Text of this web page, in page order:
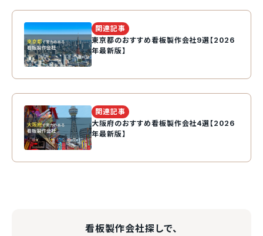
関連記事
東京都のおすすめ看板製作会社9選【2026
年最新版】
関連記事
大阪府のおすすめ看板製作会社4選【2026
年最新版】
看板製作会社探しで、